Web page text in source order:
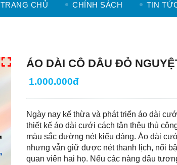
TRANG CHỦ CHÍNH SÁCH TIN
ÁO DÀI CÔ DÂU ĐỎ
1.000.000đ
Ngày nay kế thừa và phát triển áo dài
thiết kế áo dài cưới cách tân thêu thủ
màu sắc đường nét kiểu dáng. Áo dài
nhưng vẫn giữ được nét thanh lịch, nổi
quan viên hai họ. Nếu các nàng dâu